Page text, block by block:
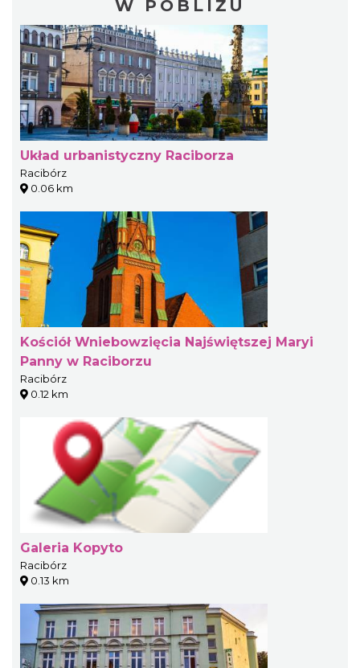
W POBLIŻU
Układ urbanistyczny Raciborza
Racibórz
0.06 km
Kościół Wniebowzięcia Najświętszej Maryi
Panny w Raciborzu
Racibórz
0.12 km
Galeria Kopyto
Racibórz
0.13 km